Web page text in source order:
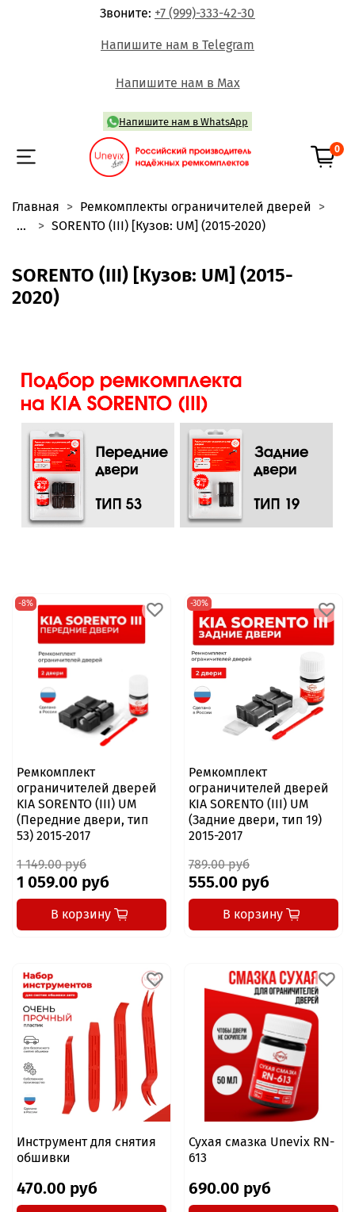
Звоните: +7 (999)-333-42-30
Напишите нам в Telegram
Напишите нам в Max
Напишите нам в WhatsApp
0
Главная
Ремкомплекты ограничителей дверей
...
SORENTO (III) [Кузов: UM] (2015-2020)
SORENTO (III) [Кузов: UM] (2015-
2020)
-8%
Ремкомплект
ограничителей дверей
KIA SORENTO (III) UM
(Передние двери, тип
53) 2015-2017
1 149.00 руб
1 059.00 руб
В корзину
-30%
Ремкомплект
ограничителей дверей
KIA SORENTO (III) UM
(Задние двери, тип 19)
2015-2017
789.00 руб
555.00 руб
В корзину
Инструмент для снятия
обшивки
470.00 руб
Сухая смазка Unevix RN-
613
690.00 руб